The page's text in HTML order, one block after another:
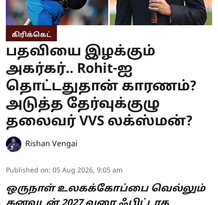
கிரிக்கெட்
பதவியை இழக்கும்
அகர்கர்.. Rohit-ஐ
தொட்டதுதான் காரணம்?
அடுத்த தேர்வுக்குழு
தலைவர் VVS லக்ஸ்மன்?
Rishan Vengai
Published on: 05 Aug 2026, 9:05 am
ஒருநாள் உலகக்கோப்பை வெல்லும்